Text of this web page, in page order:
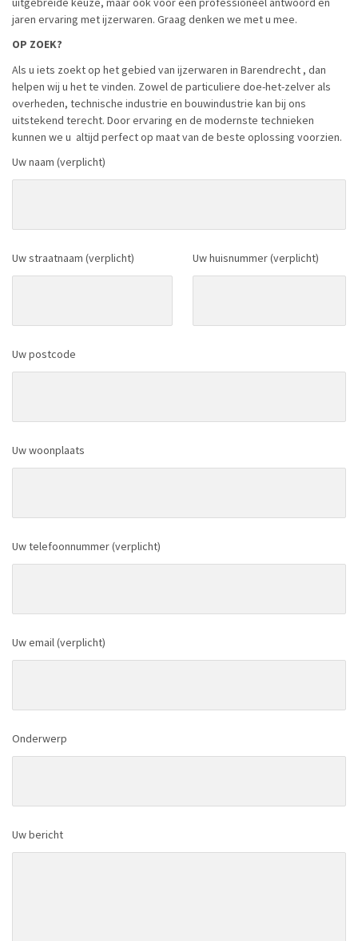
jaren ervaring met ijzerwaren. Graag denken we met u mee.
OP ZOEK?
Als u iets zoekt op het gebied van ijzerwaren in Barendrecht , dan
helpen wij u het te vinden. Zowel de particuliere doe-het-zelver als
overheden, technische industrie en bouwindustrie kan bij ons
uitstekend terecht. Door ervaring en de modernste technieken
kunnen we u altijd perfect op maat van de beste oplossing voorzien.
Uw naam (verplicht)
Uw straatnaam (verplicht) Uw huisnummer (verplicht)
Uw postcode
Uw woonplaats
Uw telefoonnummer (verplicht)
Uw email (verplicht)
Onderwerp
Uw bericht